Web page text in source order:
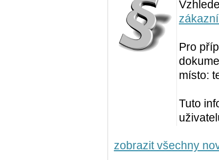
Pro
místo:
Tuto
zobrazit všechny